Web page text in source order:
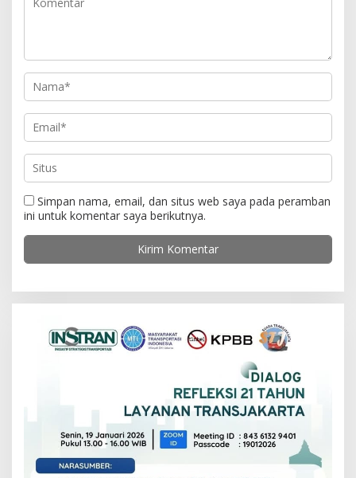
Simpan nama, email, dan situs web saya pada peramban
ini untuk komentar saya berikutnya.